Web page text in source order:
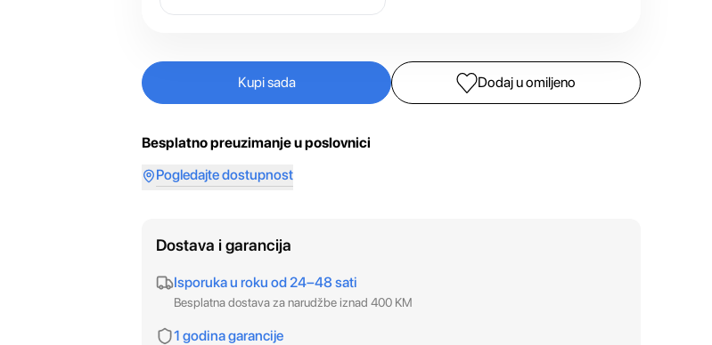
Kupi sada Dodaj u omiljeno
Besplatno preuzimanje u poslovnici
Pogledajte dostupnost
Dostava i garancija
Isporuka u roku od 24–48 sati
Besplatna dostava za narudžbe iznad 400 KM
1 godina garancije